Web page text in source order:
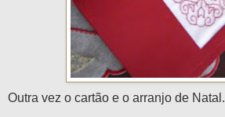
Outra vez o cartão e o arranjo de Natal.